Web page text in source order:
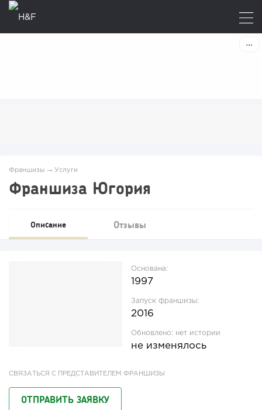
Франшизы → Услуги
Франшиза Югория
Описание Отзывы
Основана:
1997
Запуск франшизы:
2016
Обновлено: нет истории
не изменялось
СВЯЗАТЬСЯ С ПРЕДСТАВИТЕЛЕМ ФРАНШИЗЫ
ОТПРАВИТЬ ЗАЯВКУ